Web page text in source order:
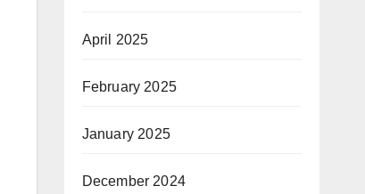
April 2025
February 2025
January 2025
December 2024